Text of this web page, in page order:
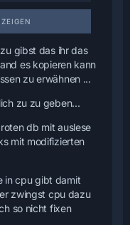
z.B.
dxshop/Progr
den neueren
gelockt und
sie sich
der
muß also
die Schaltung
will.
gibst das ihr das
es kopieren kann
zu erwähnen ...
zu zu geben...
db mit auslese
mit modifizierten
in cpu gibt damit
zwingst cpu dazu
so nicht fixen